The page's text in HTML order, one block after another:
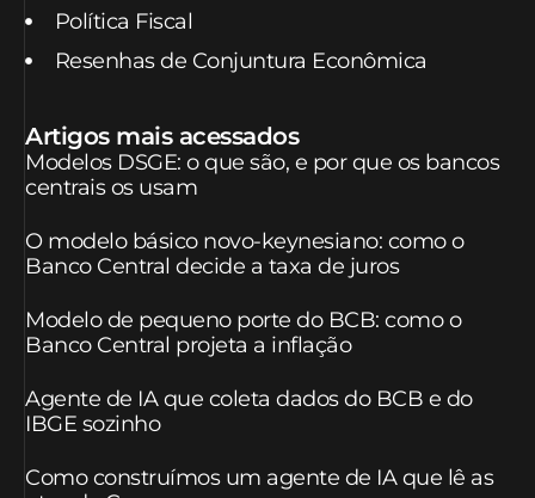
Política Fiscal
Resenhas de Conjuntura Econômica
Artigos mais acessados
Modelos DSGE: o que são, e por que os bancos
centrais os usam
O modelo básico novo-keynesiano: como o
Banco Central decide a taxa de juros
Modelo de pequeno porte do BCB: como o
Banco Central projeta a inflação
Agente de IA que coleta dados do BCB e do
IBGE sozinho
Como construímos um agente de IA que lê as